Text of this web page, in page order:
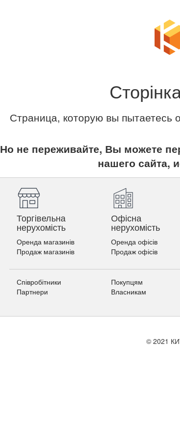
Страница, которую вы пытаетесь
Но не переживайте, Вы можете
нашего сайта,
Торгівельна
нерухомість
Оренда магазинів
Продаж магазинів
Офісна
нерухомість
Оренда офісів
Продаж офісів
Співробітники
Партнери
Покупцям
Власникам
© 2021